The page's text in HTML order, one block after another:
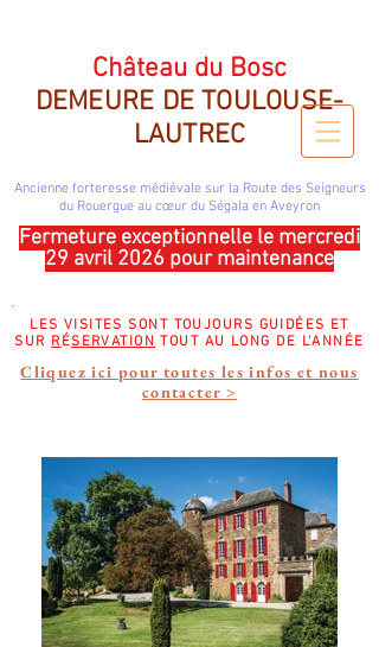
Château du Bosc
DEMEURE DE TOULOUSE-
LAUTREC
Ancienne forteresse médiévale sur la Route des Seigneurs
du Rouergue au cœur du Ségala en Aveyron
Fermeture exceptionnelle le mercredi
29 avril 2026 pour maintenance
LES VISITES SONT TOUJOURS GUIDÉES ET
SUR R ÉSERVATION TOUT AU LONG DE L'ANNÉE
Cliquez ici pour toutes les infos et nous
contacter >